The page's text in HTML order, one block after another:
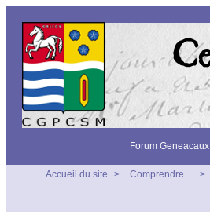
Forum Geneacaux
Accueil du site > Comprendre ... >